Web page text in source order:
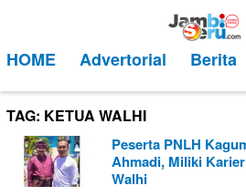
kontenMobile
HOME Advertorial Berita
TAG: KETUA WALHI
Peserta PNLH
Ahmadi, Miliki
Walhi